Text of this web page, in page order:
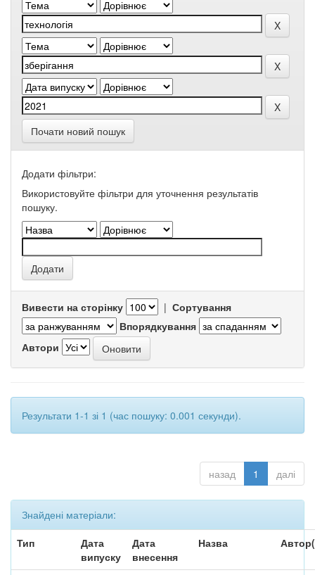
Почати новий пошук
Додати фільтри:
Використовуйте фільтри для уточнення результатів
пошуку.
Вивести на сторінку | Сортування
Впорядкування
Автори
Результати 1-1 зі 1 (час пошуку: 0.001 секунди).
назад 1 далі
Знайдені матеріали:
Тип
Дата
випуску
Дата
внесення
Назва